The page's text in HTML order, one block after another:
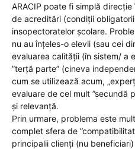
ARACIP poate fi simplă
de acreditări (condiții
insopectoratelor școlare.
nu au înțeles-o elevii (sau cei
evaluarea calității (în sistem/ a
”terță parte” (cineva
cum se utilizează acum,
evaluare de cel mult ”secundă
și relevanță.
Prin urmare, problema este
complet sfera de
principalii clienți (nu